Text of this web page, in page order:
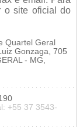
o site oficial do
Quartel Geral
Gonzaga, 705
- MG,
+55 37 3543-